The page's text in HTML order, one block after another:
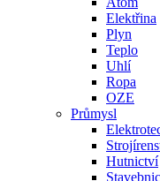
Elektřina
Plyn
Teplo
Uhlí
Ropa
OZE
Průmysl
Hutnictví